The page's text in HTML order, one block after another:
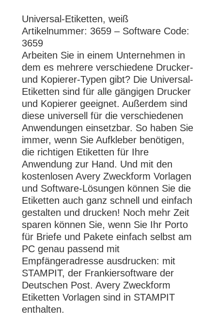
Universal-Etiketten, weiß
Artikelnummer: 3659 – Software Code:
3659
Arbeiten Sie in einem Unternehmen in
dem es mehrere verschiedene Drucker-
und Kopierer-Typen gibt? Die Universal-
Etiketten sind für alle gängigen Drucker
und Kopierer geeignet. Außerdem sind
diese universell für die verschiedenen
Anwendungen einsetzbar. So haben Sie
immer, wenn Sie Aufkleber benötigen,
die richtigen Etiketten für Ihre
Anwendung zur Hand. Und mit den
kostenlosen Avery Zweckform Vorlagen
und Software-Lösungen können Sie die
Etiketten auch ganz schnell und einfach
gestalten und drucken! Noch mehr Zeit
sparen können Sie, wenn Sie Ihr Porto
für Briefe und Pakete einfach selbst am
PC genau passend mit
Empfängeradresse ausdrucken: mit
STAMPIT, der Frankiersoftware der
Deutschen Post. Avery Zweckform
Etiketten Vorlagen sind in STAMPIT
enthalten.